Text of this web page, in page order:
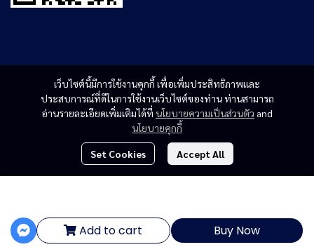
Add to cart Buy Now
เว็บไซต์นี้มีการใช้งานคุกกี้ เพื่อเพิ่มประสิทธิภาพและ
ประสบการณ์ที่ดีในการใช้งานเว็บไซต์ของท่าน ท่านสามารถ
อ่านรายละเอียดเพิ่มเติมได้ที่ นโยบายความเป็นส่วนตัว and
นโยบายคุกกี้
Set Cookies Accept All
Copyright | All Rights Reserved | Powered by MWE